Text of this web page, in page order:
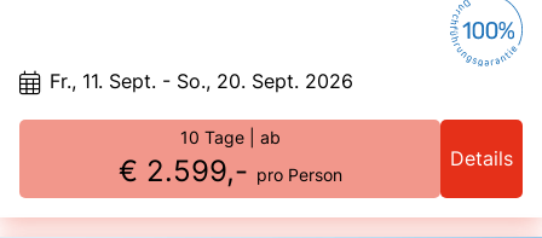
Fr., 11. Sept. - So., 20. Sept. 2026
10 Tage | ab
€ 2.599,- pro Person
Details